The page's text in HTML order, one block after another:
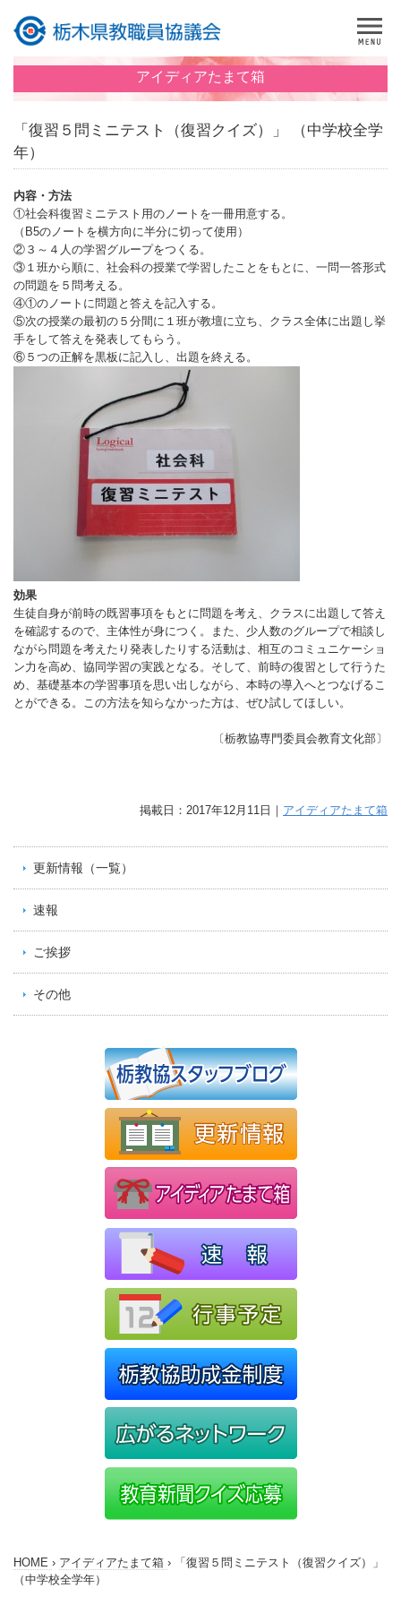
アイディアたまて箱
「復習５問ミニテスト（復習クイズ）」 （中学校全学
年）
内容・方法
①社会科復習ミニテスト用のノートを一冊用意する。
（B5のノートを横方向に半分に切って使用）
②３～４人の学習グループをつくる。
③１班から順に、社会科の授業で学習したことをもとに、一問一答形式
の問題を５問考える。
④①のノートに問題と答えを記入する。
⑤次の授業の最初の５分間に１班が教壇に立ち、クラス全体に出題し挙
手をして答えを発表してもらう。
⑥５つの正解を黒板に記入し、出題を終える。
効果
生徒自身が前時の既習事項をもとに問題を考え、クラスに出題して答え
を確認するので、主体性が身につく。また、少人数のグループで相談し
ながら問題を考えたり発表したりする活動は、相互のコミュニケーショ
ン力を高め、協同学習の実践となる。そして、前時の復習として行うた
め、基礎基本の学習事項を思い出しながら、本時の導入へとつなげるこ
とができる。この方法を知らなかった方は、ぜひ試してほしい。
〔栃教協専門委員会教育文化部〕
掲載日：2017年12月11日｜ アイディアたまて箱
更新情報（一覧）
速報
ご挨拶
その他
HOME › アイディアたまて箱 ›
「復習５問ミニテスト（復習クイズ）」
（中学校全学年）